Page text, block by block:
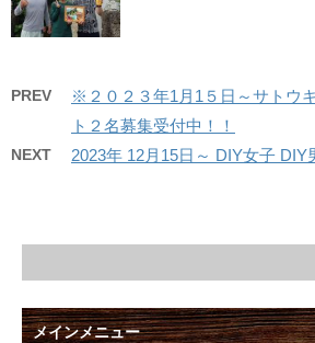
PREV
※２０２３年1月1５日～サトウ
ト２名募集受付中！！
NEXT 2023年 12月15日～ DIY女子
メインメニュー